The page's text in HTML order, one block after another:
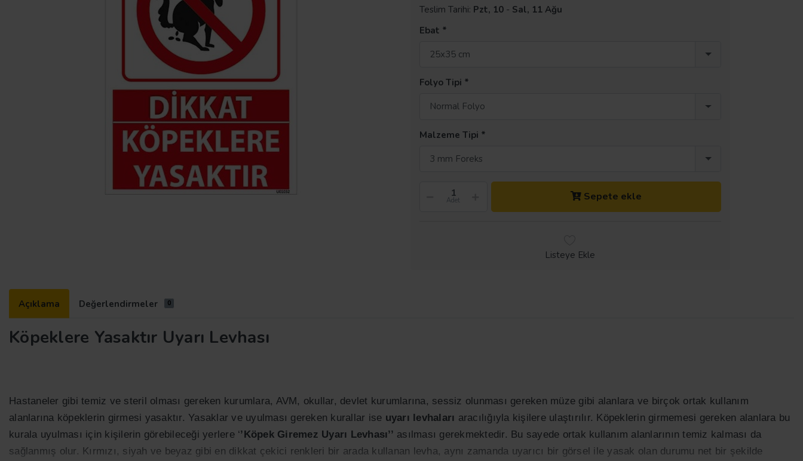
Teslim Tarihi: Pzt, 10 - Sal, 11 Ağu
Ebat
25x35 cm
Folyo Tipi
Normal Folyo
Malzeme Tipi
3 mm Foreks
Adet Sepete ekle
Listeye Ekle
Açıklama Değerlendirmeler 0
Köpeklere Yasaktır Uyarı Levhası
Hastaneler gibi temiz ve steril olması gereken kurumlara, AVM, okullar, devlet kurumlarına, sessiz olunması gereken müze gibi alanlara ve birçok ortak kullanım
alanlarına köpeklerin girmesi yasaktır. Yasaklar ve uyulması gereken kurallar ise uyarı levhaları aracılığıyla kişilere ulaştırılır. Köpeklerin girmemesi gereken alanlara bu
kurala uyulması için kişilerin görebileceği yerlere ‘’Köpek Giremez Uyarı Levhası’’ asılması gerekmektedir. Bu sayede ortak kullanım alanlarının temiz kalması da
sağlanmış olur. Kırmızı, siyah ve beyaz gibi en dikkat çekici renkleri bir arada kullanan levha, aynı zamanda uyarıcı bir görsel ile yasak olan durumu net bir şekilde